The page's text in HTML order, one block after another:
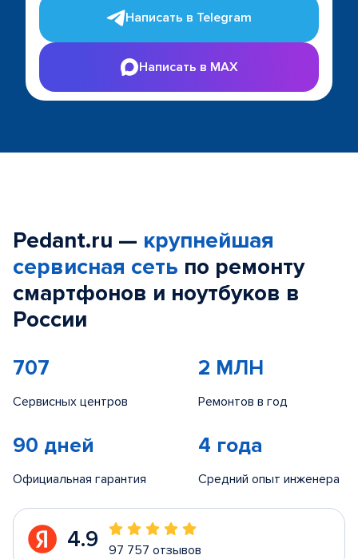
Написать в Telegram
Написать в MAX
Pedant.ru — крупнейшая
сервисная сеть по ремонту
смартфонов и ноутбуков в
России
707
Сервисных центров
2 МЛН
Ремонтов в год
90 дней
Официальная гарантия
4 года
Средний опыт инженера
4.9 97 757 отзывов